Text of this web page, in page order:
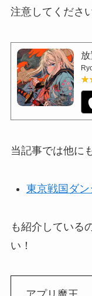
注意してください
当記事では他にも
東京戦国ダ
も紹介している
い！